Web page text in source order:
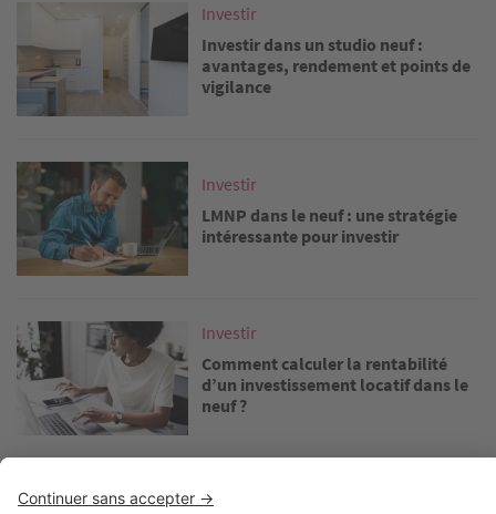
Investir
Investir dans un studio neuf :
avantages, rendement et points de
vigilance
Image
Investir
LMNP dans le neuf : une stratégie
intéressante pour investir
Image
Investir
Comment calculer la rentabilité
d’un investissement locatif dans le
neuf ?
Image
Investir